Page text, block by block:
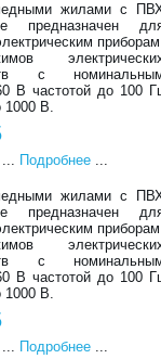
жилами с
предназначен
с
В частотой до 100
1000 В.
... Подробнее ...
жилами с
предназначен
с
В частотой до 100
1000 В.
... Подробнее ...